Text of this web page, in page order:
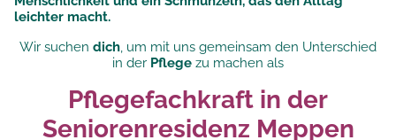
leichter macht.
Wir suchen dich, um mit uns gemeinsam den Unterschied
in der Pflege zu machen als
Pflegefachkraft in der
Seniorenresidenz Meppen